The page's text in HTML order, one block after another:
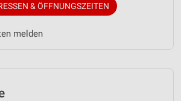
& ÖFFNUNGSZEITEN
melden